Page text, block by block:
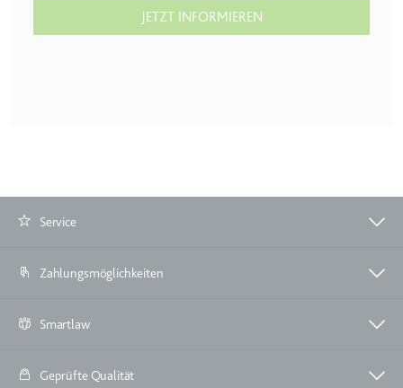
Wird verwendet, um die
Interaktion der Nutzer mit
Funktionalität von YouTube-
Ablauf:
JETZT INFORMIEREN
Service
Zahlungsmöglichkeiten
Smartlaw
Geprüfte Qualität